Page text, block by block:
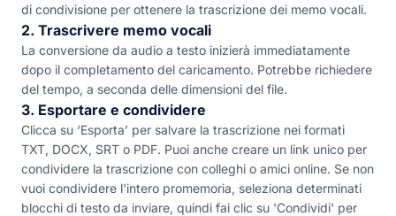
di condivisione per ottenere la trascrizione dei memo vocali.
2. Trascrivere memo vocali
La conversione da audio a testo inizierà immediatamente
dopo il completamento del caricamento. Potrebbe richiedere
del tempo, a seconda delle dimensioni del file.
3. Esportare e condividere
Clicca su ‘Esporta’ per salvare la trascrizione nei formati
TXT, DOCX, SRT o PDF. Puoi anche creare un link unico per
condividere la trascrizione con colleghi o amici online. Se non
vuoi condividere l'intero promemoria, seleziona determinati
blocchi di testo da inviare, quindi fai clic su 'Condividi' per